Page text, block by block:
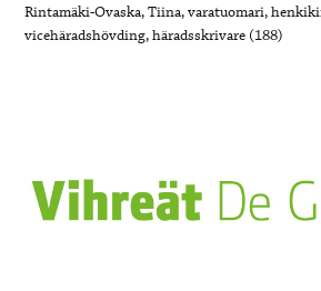
Rintamäki-Ovaska, Tiina, varatuomari,
vicehäradshövding, häradsskrivare (188)